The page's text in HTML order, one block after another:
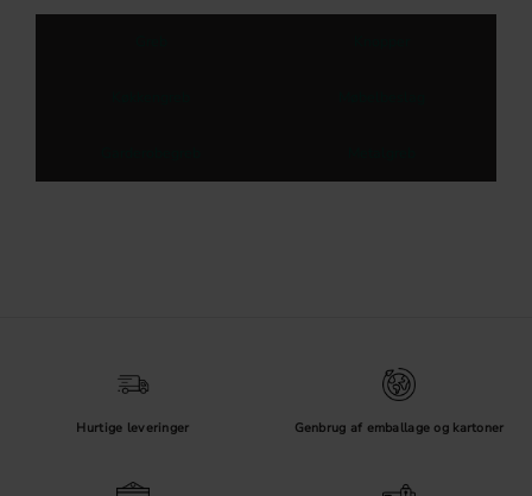
Hurtige leveringer Genbrug af emballage og kartoner